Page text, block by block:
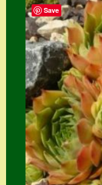
Save